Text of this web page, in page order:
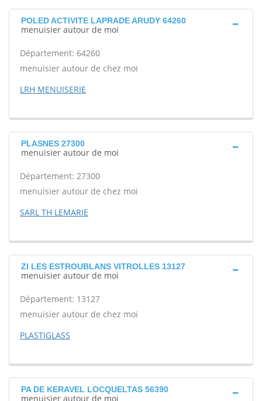
POLED ACTIVITE LAPRADE ARUDY 64260
menuisier autour de moi
Département: 64260
menuisier autour de chez moi
LRH MENUISERIE
PLASNES 27300
menuisier autour de moi
Département: 27300
menuisier autour de chez moi
SARL TH LEMARIE
ZI LES ESTROUBLANS VITROLLES 13127
menuisier autour de moi
Département: 13127
menuisier autour de chez moi
PLASTIGLASS
PA DE KERAVEL LOCQUELTAS 56390
menuisier autour de moi